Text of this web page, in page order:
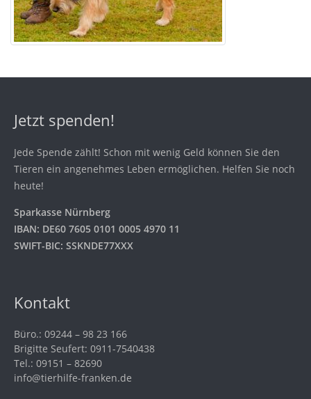
Jetzt spenden!
Jede Spende zählt! Schon mit wenig Geld können Sie den
Tieren ein angenehmes Leben ermöglichen. Helfen Sie noch
heute!
Sparkasse Nürnberg
IBAN: DE60 7605 0101 0005 4970 11
SWIFT-BIC: SSKNDE77XXX
Kontakt
Büro.: 09244 – 98 23 166
Brigitte Seufert: 0911-7540438
Tel.: 09151 – 82690
info@tierhilfe-franken.de